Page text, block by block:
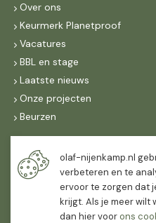
Over ons
Keurmerk Planetproof
Vacatures
BBL en stage
Laatste nieuws
Onze projecten
Beurzen
Maandag t/m vrijdag
07:30-
16:30
12:00
olaf-nijenkamp.nl
verbeteren en te
ervoor te zorgen dat
krijgt. Als je meer wilt
dan hier voorons